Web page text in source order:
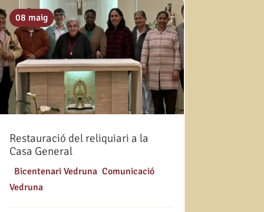
Restauració del reliquiari a la
Casa General
08 maig
Bicentenari Vedruna, Comunicació
Vedruna